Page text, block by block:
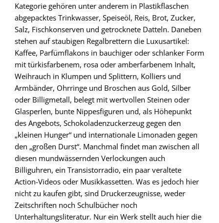
Kategorie gehören unter anderem in Plastikflaschen
abgepacktes Trinkwasser, Speiseöl, Reis, Brot, Zucker,
Salz, Fischkonserven und getrocknete Datteln. Daneben
stehen auf staubigen Regalbrettern die Luxusartikel:
Kaffee, Parfümflakons in bauchiger oder schlanker Form
mit türkisfarbenem, rosa oder amberfarbenem Inhalt,
Weihrauch in Klumpen und Splittern, Kolliers und
Armbänder, Ohrringe und Broschen aus Gold, Silber
oder Billigmetall, belegt mit wertvollen Steinen oder
Glasperlen, bunte Nippesfiguren und, als Höhepunkt
des Angebots, Schokoladenzuckerzeug gegen den
„kleinen Hunger“ und internationale Limonaden gegen
den „großen Durst“. Manchmal findet man zwischen all
diesen mundwässernden Verlockungen auch
Billiguhren, ein Transistorradio, ein paar veraltete
Action-Videos oder Musikkassetten. Was es jedoch hier
nicht zu kaufen gibt, sind Druckerzeugnisse, weder
Zeitschriften noch Schulbücher noch
Unterhaltungsliteratur. Nur ein Werk stellt auch hier die